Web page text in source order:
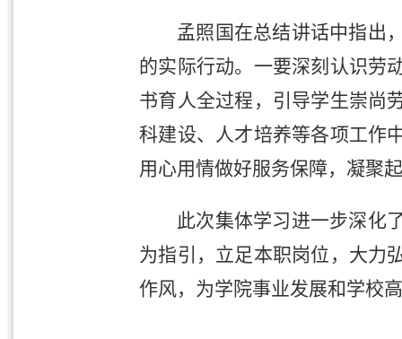
孟照国在总结讲话中指出
的实际行动。一要深刻认识劳
书育人全过程，引导学生崇尚
科建设、人才培养等各项工作
用心用情做好服务保障，凝聚
此次集体学习进一步深化
为指引，立足本职岗位，大力
作风，为学院事业发展和学校